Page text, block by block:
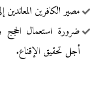
مصير الكافرين
ضرورة استعمال
أجل تحقيق الإقناع.